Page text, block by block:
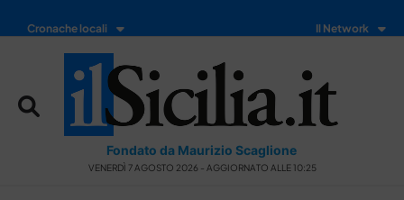
Cronache locali Il Network
Fondato da Maurizio Scaglione
VENERDÌ 7 AGOSTO 2026 - AGGIORNATO ALLE 10:25